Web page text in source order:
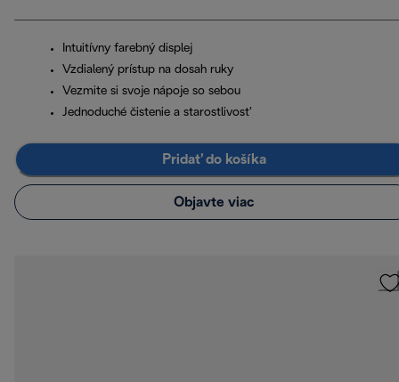
Intuitívny farebný displej
Vzdialený prístup na dosah ruky
Vezmite si svoje nápoje so sebou
Jednoduché čistenie a starostlivosť
Pridať do košíka
Objavte viac